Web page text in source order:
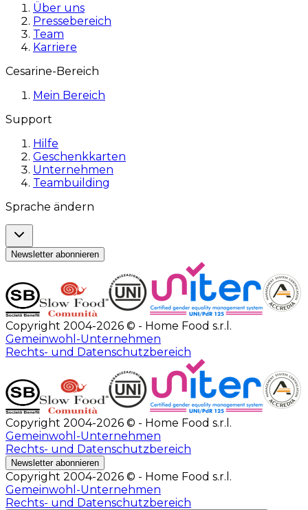
Über uns
Pressebereich
Team
Karriere
Cesarine-Bereich
Mein Bereich
Support
Hilfe
Geschenkkarten
Unternehmen
Teambuilding
Sprache ändern
Newsletter abonnieren
Copyright 2004-2026 © - Home Food s.r.l.
Gemeinwohl-Unternehmen
Rechts- und Datenschutzbereich
Copyright 2004-2026 © - Home Food s.r.l.
Gemeinwohl-Unternehmen
Rechts- und Datenschutzbereich
Newsletter abonnieren
Copyright 2004-2026 © - Home Food s.r.l.
Gemeinwohl-Unternehmen
Rechts- und Datenschutzbereich